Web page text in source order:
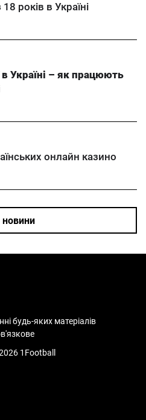
років в Україні
в Україні – як працюють
онлайн казино
новини
будь-яких матеріалів
1Football